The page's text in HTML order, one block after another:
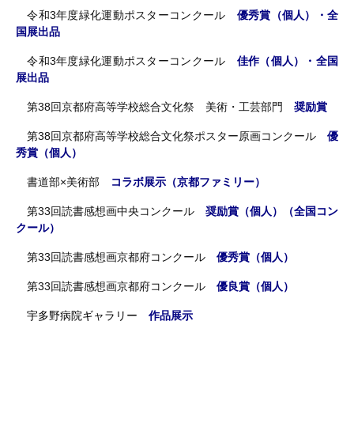
令和3年度緑化運動ポスターコンクール 優秀賞（個人）・全
国展出品
令和3年度緑化運動ポスターコンクール 佳作（個人）・全国
展出品
第38回京都府高等学校総合文化祭 美術・工芸部門 奨励賞
第38回京都府高等学校総合文化祭ポスター原画コンクール 優
秀賞（個人）
書道部×美術部 コラボ展示（京都ファミリー）
第33回読書感想画中央コンクール 奨励賞（個人）（全国コン
クール）
第33回読書感想画京都府コンクール 優秀賞（個人）
第33回読書感想画京都府コンクール 優良賞（個人）
宇多野病院ギャラリー 作品展示